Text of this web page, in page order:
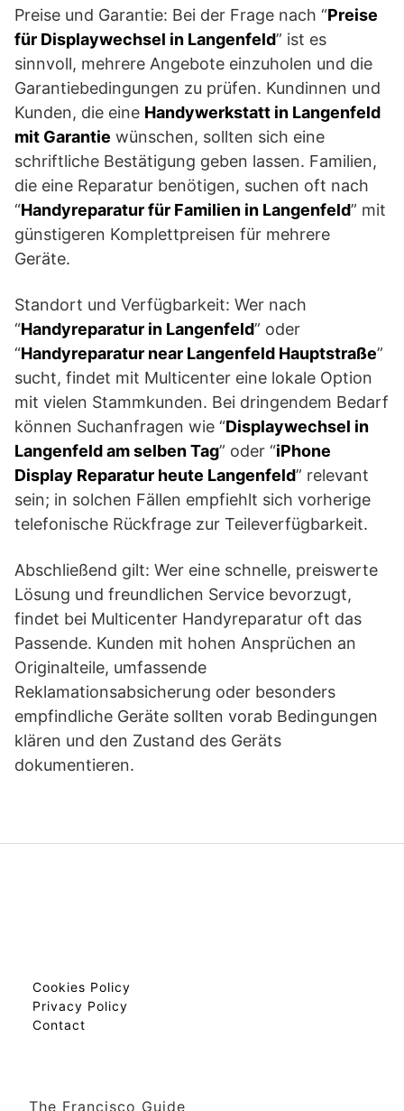
Preise und Garantie: Bei der Frage nach “Preise
für Displaywechsel in Langenfeld” ist es
sinnvoll, mehrere Angebote einzuholen und die
Garantiebedingungen zu prüfen. Kundinnen und
Kunden, die eine Handywerkstatt in Langenfeld
mit Garantie wünschen, sollten sich eine
schriftliche Bestätigung geben lassen. Familien,
die eine Reparatur benötigen, suchen oft nach
“Handyreparatur für Familien in Langenfeld” mit
günstigeren Komplettpreisen für mehrere
Geräte.
Standort und Verfügbarkeit: Wer nach
“Handyreparatur in Langenfeld” oder
“Handyreparatur near Langenfeld Hauptstraße”
sucht, findet mit Multicenter eine lokale Option
mit vielen Stammkunden. Bei dringendem Bedarf
können Suchanfragen wie “Displaywechsel in
Langenfeld am selben Tag” oder “iPhone
Display Reparatur heute Langenfeld” relevant
sein; in solchen Fällen empfiehlt sich vorherige
telefonische Rückfrage zur Teileverfügbarkeit.
Abschließend gilt: Wer eine schnelle, preiswerte
Lösung und freundlichen Service bevorzugt,
findet bei Multicenter Handyreparatur oft das
Passende. Kunden mit hohen Ansprüchen an
Originalteile, umfassende
Reklamationsabsicherung oder besonders
empfindliche Geräte sollten vorab Bedingungen
klären und den Zustand des Geräts
dokumentieren.
Cookies Policy
Privacy Policy
Contact
The Francisco Guide